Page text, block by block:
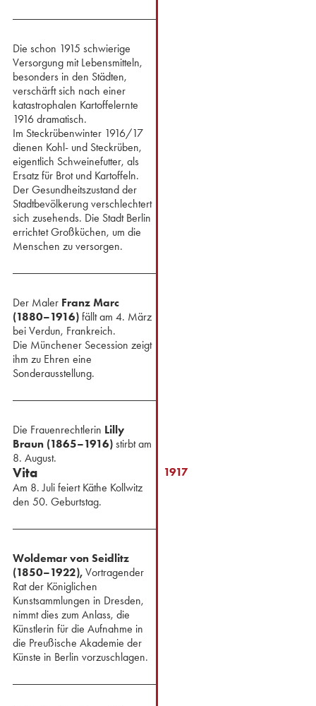
Die schon 1915 schwierige
Versorgung mit Lebensmitteln,
besonders in den Städten,
verschärft sich nach einer
katastrophalen Kartoffelernte
1916 dramatisch.
Im Steckrübenwinter 1916/17
dienen Kohl- und Steckrüben,
eigentlich Schweinefutter, als
Ersatz für Brot und Kartoffeln.
Der Gesundheitszustand der
Stadtbevölkerung verschlechtert
sich zusehends. Die Stadt Berlin
errichtet Großküchen, um die
Menschen zu versorgen.
Der Maler Franz Marc
(1880–1916)fällt am 4. März
bei Verdun, Frankreich.
Die Münchener Secession zeigt
ihm zu Ehren eine
Sonderausstellung.
Die Frauenrechtlerin Lilly
Braun (1865–1916)stirbt am
8. August.
Vita
Am 8. Juli feiert Käthe Kollwitz
den 50. Geburtstag.
Woldemar von Seidlitz
(1850–1922),Vortragender
Rat der Königlichen
Kunstsammlungen in Dresden,
nimmt dies zum Anlass, die
Künstlerin für die Aufnahme in
die Preußische Akademie der
Künste in Berlin vorzuschlagen.
1917